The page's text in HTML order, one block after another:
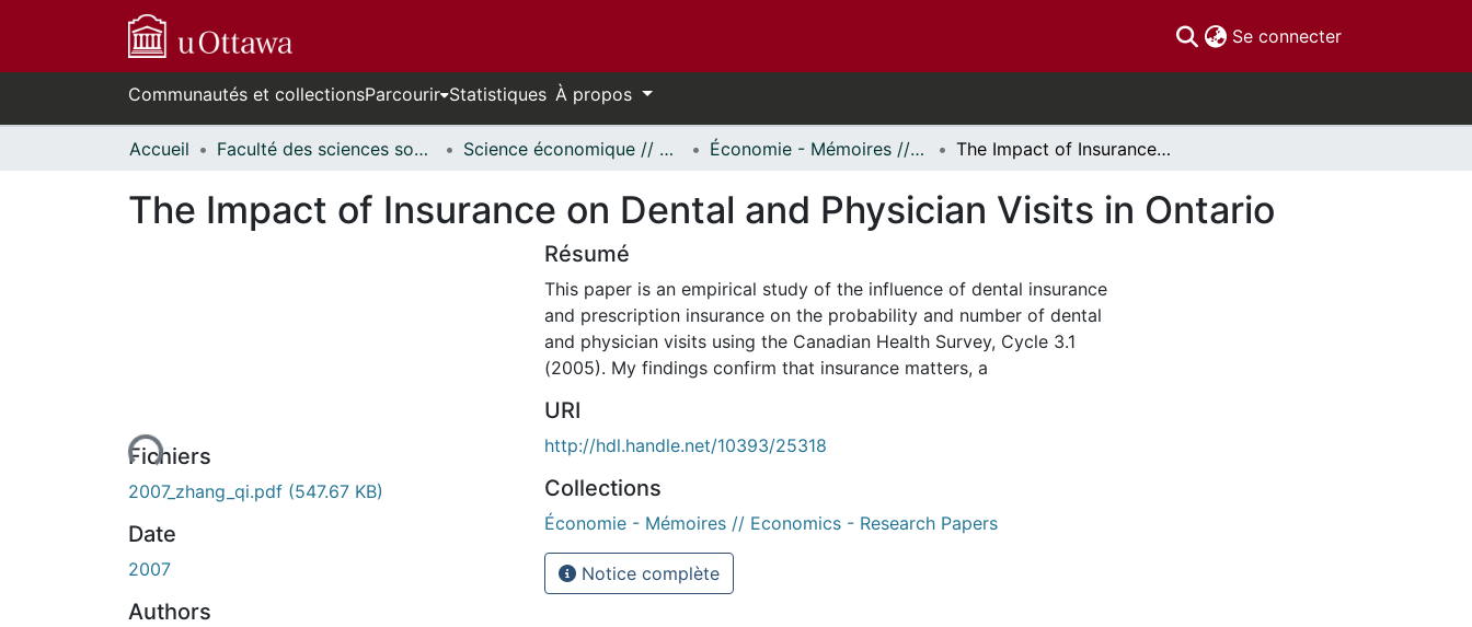
Se connecter(current)
Communautés et collectionsParcourir Statistiques À propos
Accueil Faculté des sciences sociales // Faculty of Social Sciences Science économique // Economics Économie - Mémoires // Economics - Research Papers The Impact of Insurance on Dental and Physician Visits in Ontario
The Impact of Insurance on Dental and Physician Visits in Ontario
de chargement...Fichiers
2007_zhang_qi.pdf (547.67 KB)
Date
2007
Authors
Résumé
This paper is an empirical study of the influence of dental insurance
and prescription insurance on the probability and number of dental
and physician visits using the Canadian Health Survey, Cycle 3.1
(2005). My findings confirm that insurance matters, a
URI
http://hdl.handle.net/10393/25318
Collections
Économie - Mémoires // Economics - Research Papers
Notice complète